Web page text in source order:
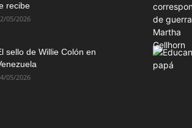
recibe
05/2026
sello de Willie Colón en
05/2026